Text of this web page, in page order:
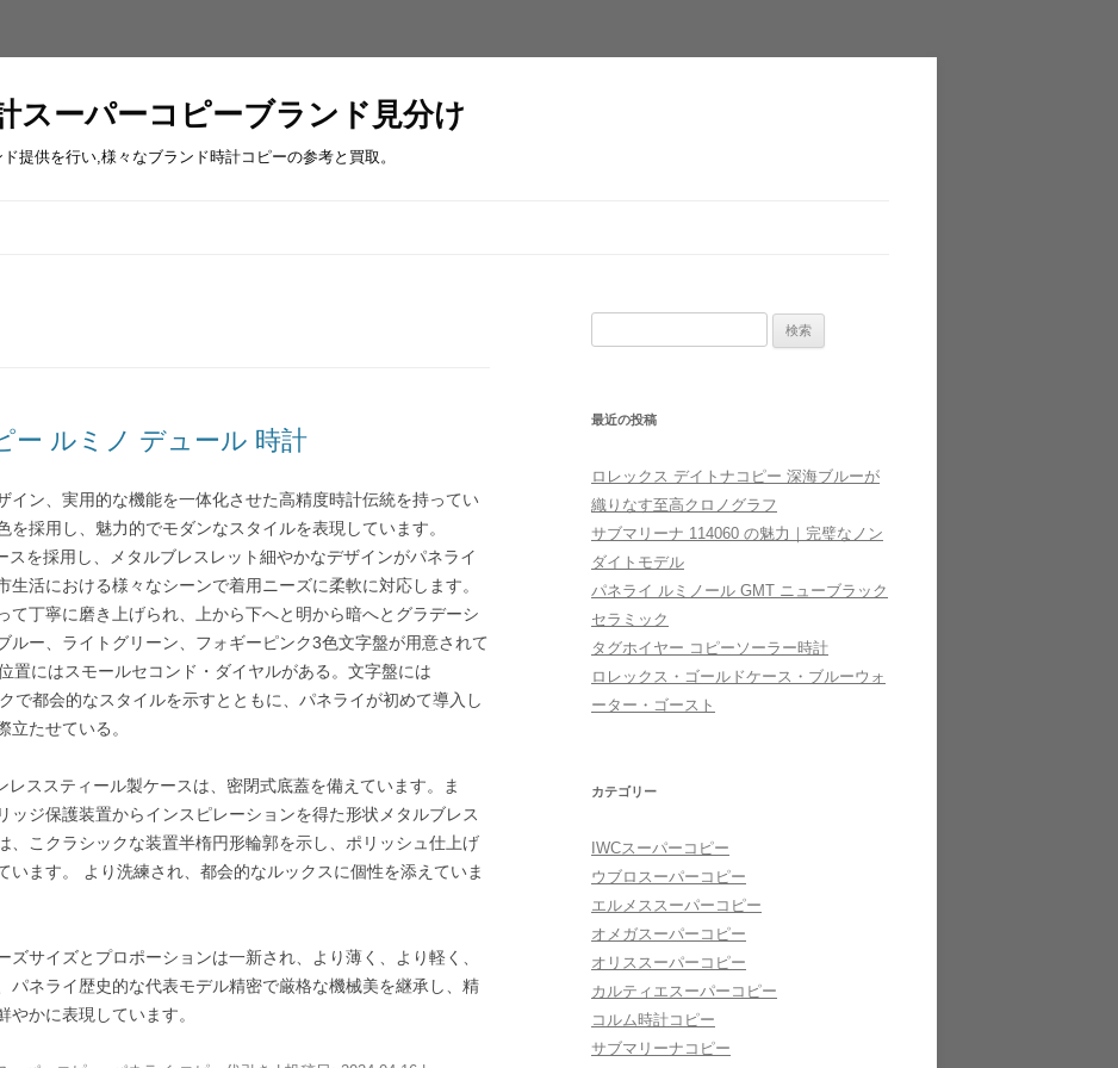
スーパーコピーブランド見分け
提供を行い,様々なブランド時計コピーの参考と買取。
ー ルミノ デュール 時計
イン、実用的な機能を一体化させた高精度時計伝統を持ってい
を採用し、魅力的でモダンなスタイルを表現しています。
を採用し、メタルブレスレット細やかなデザインがパネライ
活における様々なシーンで着用ニーズに柔軟に対応します。
て丁寧に磨き上げられ、上から下へと明から暗へとグラデーシ
ルー、ライトグリーン、フォギーピンク3色文字盤が用意されて
置にはスモールセコンド・ダイヤルがある。文字盤には
で都会的なスタイルを示すとともに、パネライが初めて導入し
立たせている。
ススティール製ケースは、密閉式底蓋を備えています。ま
ッジ保護装置からインスピレーションを得た形状メタルブレス
、こクラシックな装置半楕円形輪郭を示し、ポリッシュ仕上げ
います。 より洗練され、都会的なルックスに個性を添えていま
ズサイズとプロポーションは一新され、より薄く、より軽く、
パネライ歴史的な代表モデル精密で厳格な機械美を継承し、精
かに表現しています。
最近の投稿
ロレックス デイトナコピー 深海ブルーが
織りなす至高クロノグラフ
サブマリーナ 114060 の魅力｜完璧なノン
ダイトモデル
パネライ ルミノール GMT ニューブラック
セラミック
タグホイヤー コピーソーラー時計
ロレックス・ゴールドケース・ブルーウォ
ーター・ゴースト
カテゴリー
IWCスーパーコピー
ウブロスーパーコピー
エルメススーパーコピー
オメガスーパーコピー
オリススーパーコピー
カルティエスーパーコピー
コルム時計コピー
サブマリーナコピー